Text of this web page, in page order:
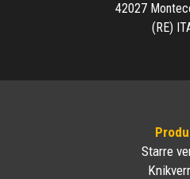
42027
(RE)
Starre